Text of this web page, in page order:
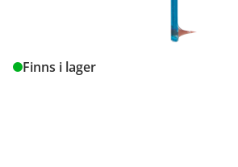
Finns i lager